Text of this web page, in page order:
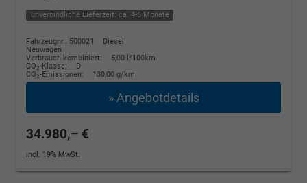
unverbindliche Lieferzeit: ca. 4-5 Monate
Fahrzeugnr.: 500021
Diesel
Neuwagen
Verbrauch kombiniert:
5,00 l/100km
CO2-Klasse:
D
CO2-Emissionen: 130,00 g/km
» Angebotdetails
34.980,– €
incl. 19% MwSt.